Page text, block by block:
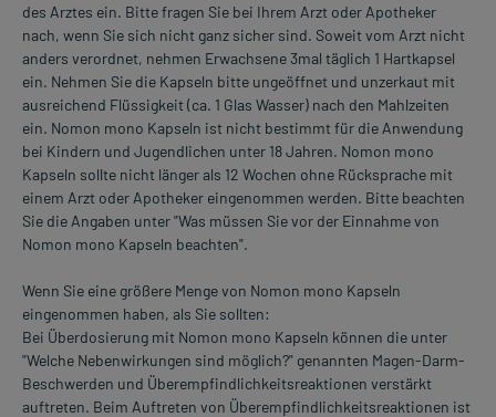
des Arztes ein. Bitte fragen Sie bei Ihrem Arzt oder Apotheker
nach, wenn Sie sich nicht ganz sicher sind. Soweit vom Arzt nicht
anders verordnet, nehmen Erwachsene 3mal täglich 1 Hartkapsel
ein. Nehmen Sie die Kapseln bitte ungeöffnet und unzerkaut mit
ausreichend Flüssigkeit (ca. 1 Glas Wasser) nach den Mahlzeiten
ein. Nomon mono Kapseln ist nicht bestimmt für die Anwendung
bei Kindern und Jugendlichen unter 18 Jahren. Nomon mono
Kapseln sollte nicht länger als 12 Wochen ohne Rücksprache mit
einem Arzt oder Apotheker eingenommen werden. Bitte beachten
Sie die Angaben unter "Was müssen Sie vor der Einnahme von
Nomon mono Kapseln beachten".
Wenn Sie eine größere Menge von Nomon mono Kapseln
eingenommen haben, als Sie sollten:
Bei Überdosierung mit Nomon mono Kapseln können die unter
"Welche Nebenwirkungen sind möglich?" genannten Magen-Darm-
Beschwerden und Überempfindlichkeitsreaktionen verstärkt
auftreten. Beim Auftreten von Überempfindlichkeitsreaktionen ist